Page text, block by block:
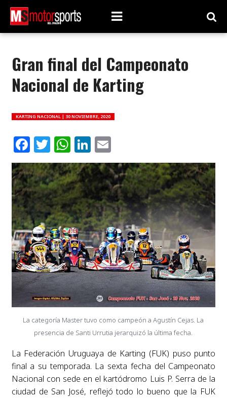
Gran final del Campeonato
Nacional de Karting
KARTING NACIONAL | 30 NOVIEMBRE, 2020
Facebook
Twitter
WhatsApp
LinkedIn
Email
La categoría Master tuvo como campeón a Agustín Cejas. La
presencia de Santi Urrutia jerarquizó la última fecha.
La Federación Uruguaya de Karting (FUK) puso punto
final a su temporada. La sexta fecha del Campeonato
Nacional con sede en el kartódromo Luis P. Serra de la
ciudad de San José, reflejó todo lo bueno que la FUK